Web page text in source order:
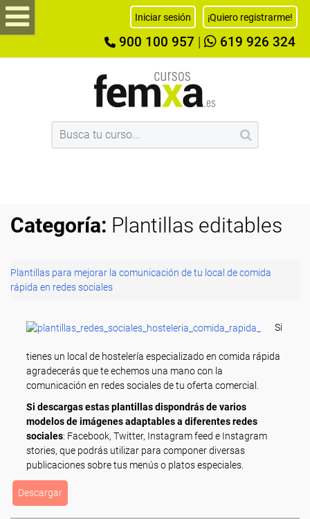
Iniciar sesión ¡Quiero registrarme!
900 100 957 619 926 324
Categoría: Plantillas editables
Plantillas para mejorar la comunicación de tu local de comida
rápida en redes sociales
Si
tienes un local de hostelería especializado en comida rápida
agradecerás que te echemos una mano con la
comunicación en redes sociales de tu oferta comercial.
Si descargas estas plantillas dispondrás de varios
modelos de imágenes adaptables a diferentes redes
sociales: Facebook, Twitter, Instagram feed e Instagram
stories, que podrás utilizar para componer diversas
publicaciones sobre tus menús o platos especiales.
Descargar